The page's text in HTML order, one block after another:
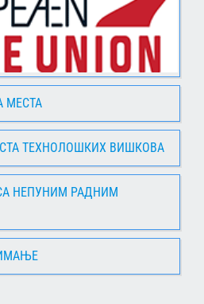
МЕСТА
ТЕХНОЛОШКИХ ВИШКОВА
НЕПУНИМ РАДНИМ